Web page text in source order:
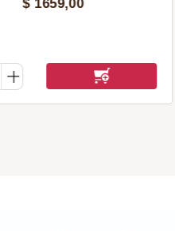
$ 1659,00